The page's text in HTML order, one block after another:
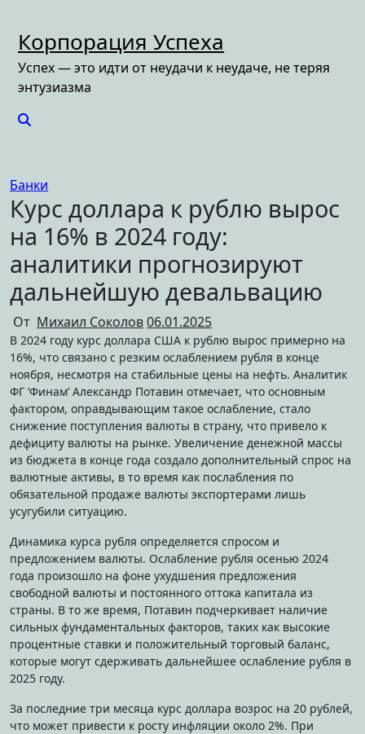
содержимому
Корпорация Успеха
Успех — это идти от неудачи к неудаче, не теряя
энтузиазма
Банки
Курс доллара к рублю вырос
на 16% в 2024 году:
аналитики прогнозируют
дальнейшую девальвацию
От Михаил Соколов06.01.2025
В 2024 году курс доллара США к рублю вырос примерно на
16%, что связано с резким ослаблением рубля в конце
ноября, несмотря на стабильные цены на нефть. Аналитик
ФГ ‘Финам’ Александр Потавин отмечает, что основным
фактором, оправдывающим такое ослабление, стало
снижение поступления валюты в страну, что привело к
дефициту валюты на рынке. Увеличение денежной массы
из бюджета в конце года создало дополнительный спрос на
валютные активы, в то время как послабления по
обязательной продаже валюты экспортерами лишь
усугубили ситуацию.
Динамика курса рубля определяется спросом и
предложением валюты. Ослабление рубля осенью 2024
года произошло на фоне ухудшения предложения
свободной валюты и постоянного оттока капитала из
страны. В то же время, Потавин подчеркивает наличие
сильных фундаментальных факторов, таких как высокие
процентные ставки и положительный торговый баланс,
которые могут сдерживать дальнейшее ослабление рубля в
2025 году.
За последние три месяца курс доллара возрос на 20 рублей,
что может привести к росту инфляции около 2%. При